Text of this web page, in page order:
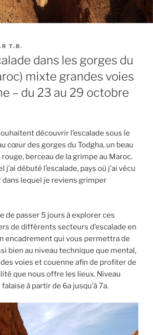
T.B.
dans les gorges du
mixte grandes voies
– du 23 au 29 octobre
découvrir l’escalade sous le
cœur des gorges du Todgha, un beau
berceau de la grimpe au Maroc.
j’ai débuté l’escalade, pays où j’ai vécu
dans lequel je reviens grimper
de passer 5 jours à explorer ces
de différents secteurs d’escalade en
encadrement qui vous permettra de
bien au niveau technique que mental,
voies et couenne afin de profiter de
que nous offre les lieux. Niveau
à partir de 6a jusqu’à 7a.